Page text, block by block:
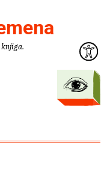
knjiga.